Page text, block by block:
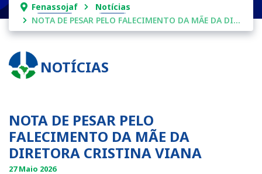
NOTÍCIAS
Fenassojaf
Notícias
NOTA DE PESAR PELO FALECIMENTO DA MÃE DA DIRETORA CRISTINA VIANA
NOTA DE PESAR PELO
FALECIMENTO DA MÃE DA
DIRETORA CRISTINA VIANA
27 Maio 2026